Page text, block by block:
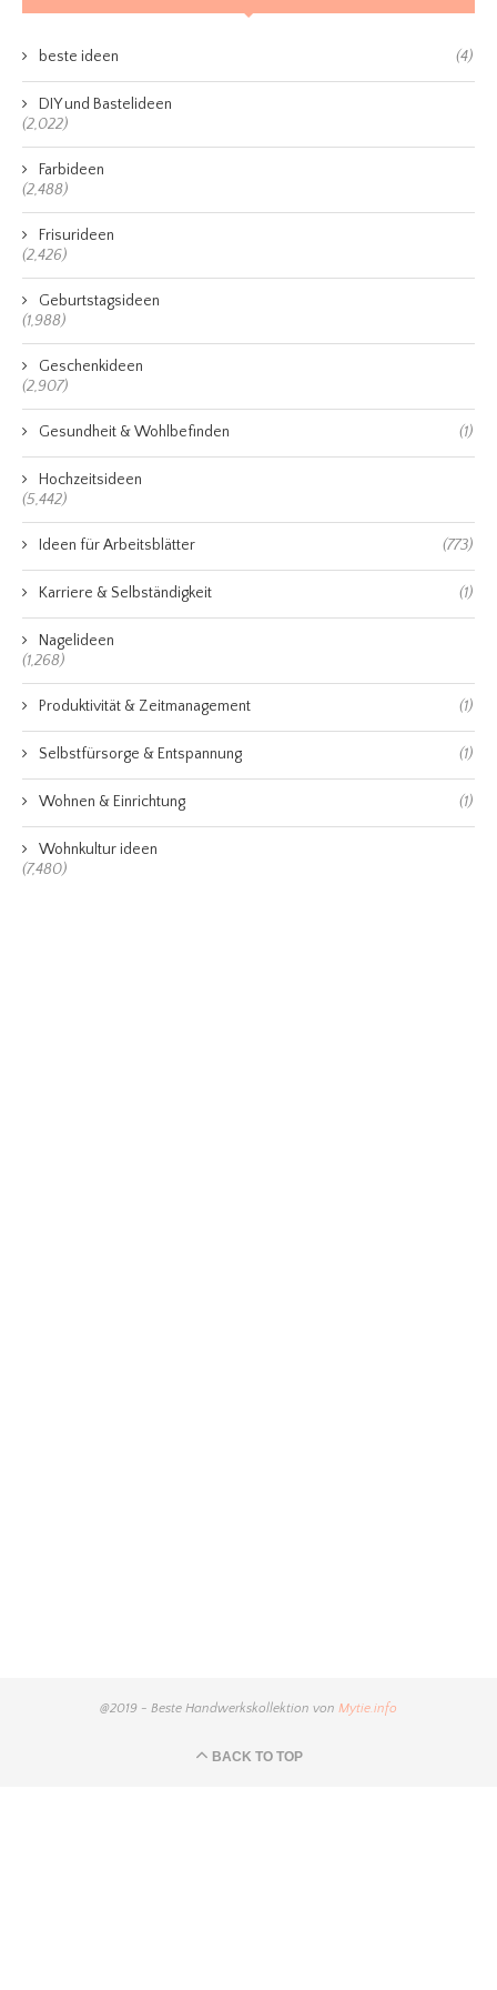
beste ideen (4)
DIY und Bastelideen
(2,022)
Farbideen
(2,488)
Frisurideen
(2,426)
Geburtstagsideen
(1,988)
Geschenkideen
(2,907)
Gesundheit & Wohlbefinden (1)
Hochzeitsideen
(5,442)
Ideen für Arbeitsblätter (773)
Karriere & Selbständigkeit (1)
Nagelideen
(1,268)
Produktivität & Zeitmanagement (1)
Selbstfürsorge & Entspannung (1)
Wohnen & Einrichtung (1)
Wohnkultur ideen
(7,480)
@2019 - Beste Handwerkskollektion von Mytie.info
BACK TO TOP